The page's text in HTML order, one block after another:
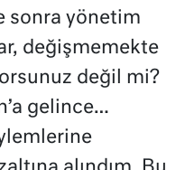
sonra yönetim
değişmemekte
değil mi?
gelince…